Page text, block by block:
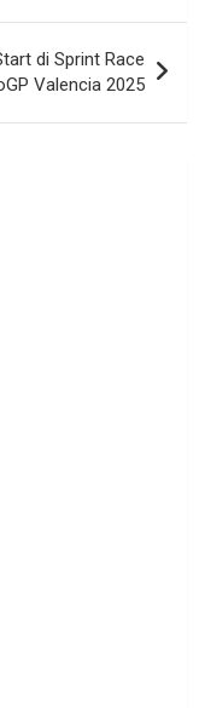
di Sprint Race
Valencia 2025